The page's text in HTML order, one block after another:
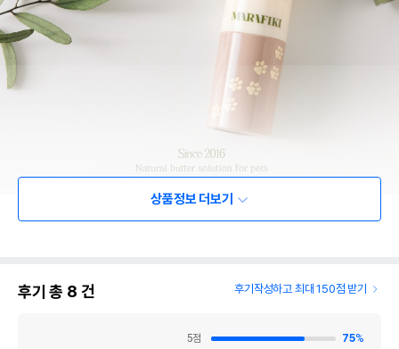
상품정보 더보기
후기 총 8 건 후기작성하고 최대 150점 받기
5점 75%